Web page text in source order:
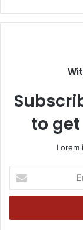
to
Lorem
your
Email